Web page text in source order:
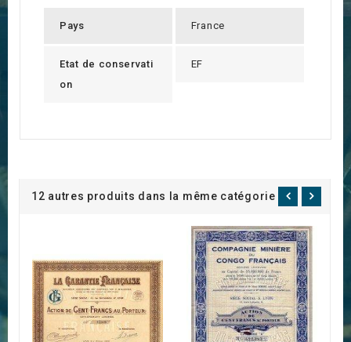
Pays France
Etat de conservati
on
EF
12 autres produits dans la même catégorie :